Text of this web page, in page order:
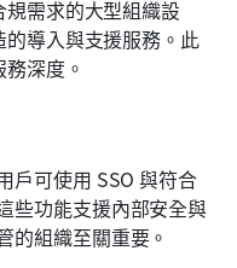
需求的大型組織設
導入與支援服務。此
深度。
戶可使用 SSO 與符合
些功能支援內部安全與
的組織至關重要。